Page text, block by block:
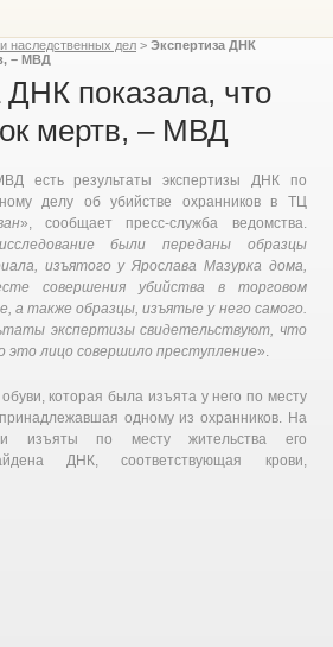
наследственных дел > Экспертиза ДНК
– МВД
ДНК показала, что
мертв, – МВД
есть результаты экспертизы ДНК по
делу об убийстве охранников в ТЦ
», сообщает пресс-служба ведомства.
были переданы образцы
изъятого у Ярослава Мазурка дома,
совершения убийства в торговом
а также образцы, изъятые у него самого.
экспертизы свидетельствуют, что
это лицо совершило преступление».
которая была изъята у него по месту
одному из охранников. На
изъяты по месту жительства его
ДНК, соответствующая крови,